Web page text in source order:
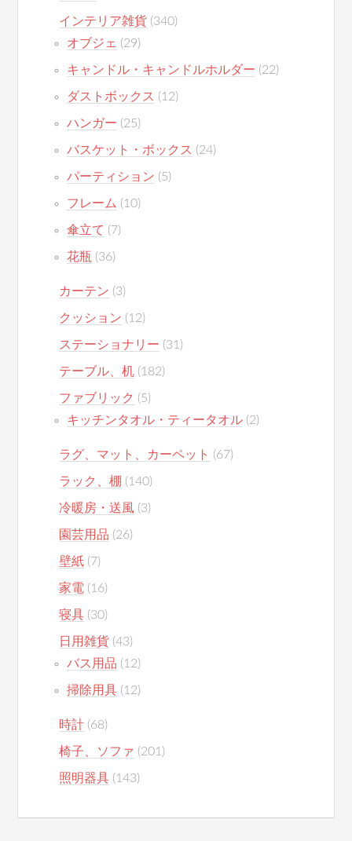
インテリア雑貨 (340)
オブジェ (29)
キャンドル・キャンドルホルダー (22)
ダストボックス (12)
ハンガー (25)
バスケット・ボックス (24)
パーティション (5)
フレーム (10)
傘立て (7)
花瓶 (36)
カーテン (3)
クッション (12)
ステーショナリー (31)
テーブル、机 (182)
ファブリック (5)
キッチンタオル・ティータオル (2)
ラグ、マット、カーペット (67)
ラック、棚 (140)
冷暖房・送風 (3)
園芸用品 (26)
壁紙 (7)
家電 (16)
寝具 (30)
日用雑貨 (43)
バス用品 (12)
掃除用具 (12)
時計 (68)
椅子、ソファ (201)
照明器具 (143)